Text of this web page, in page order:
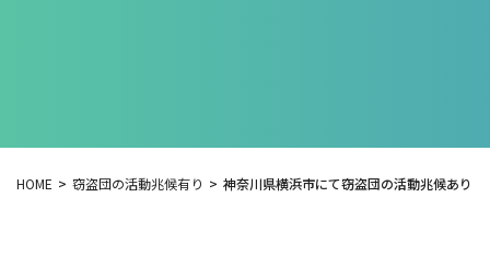
HOME 窃盗団の活動兆候有り 神奈川県横浜市にて窃盗団の活動兆候あり